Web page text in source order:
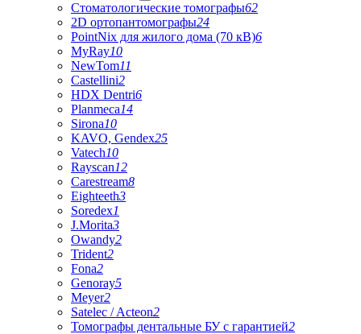
Стоматологические томографы62
2D ортопантомографы24
PointNix для жилого дома (70 кВ)6
MyRay10
NewTom11
Castellini2
HDX Dentri6
Planmeca14
Sirona10
KAVO, Gendex25
Vatech10
Rayscan12
Carestream8
Eighteeth3
Soredex1
J.Morita3
Owandy2
Trident2
Fona2
Genoray5
Meyer2
Satelec / Acteon2
Томографы дентальные БУ с гарантией2